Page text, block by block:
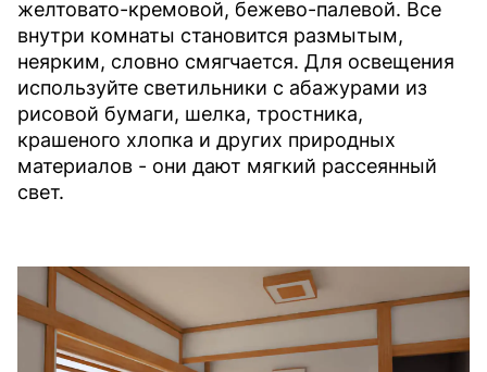
желтовато-кремовой, бежево-палевой. Все
внутри комнаты становится размытым,
неярким, словно смягчается. Для освещения
используйте светильники с абажурами из
рисовой бумаги, шелка, тростника,
крашеного хлопка и других природных
материалов - они дают мягкий рассеянный
свет.